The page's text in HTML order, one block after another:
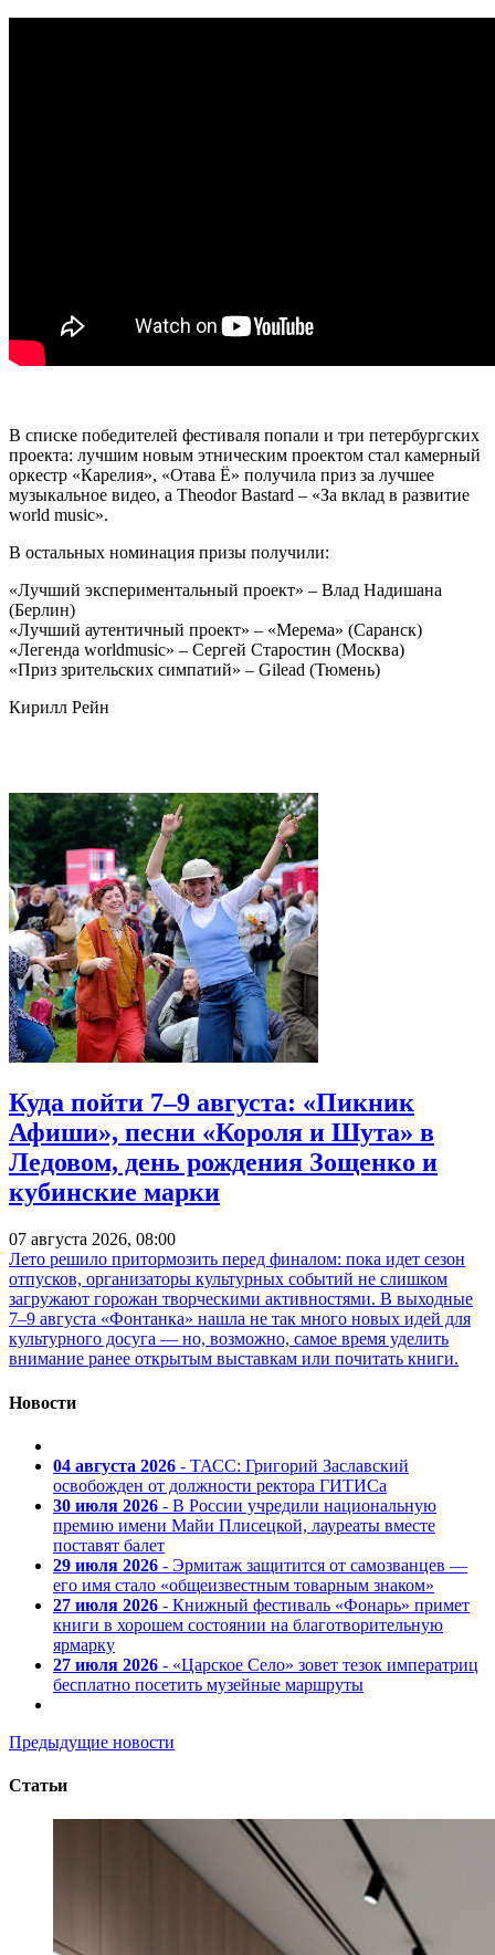
В списке победителей фестиваля попали и три петербургских
проекта: лучшим новым этническим проектом стал камерный
оркестр «Карелия», «Отава Ё» получила приз за лучшее
музыкальное видео, а Theodor Bastard – «За вклад в развитие
world music».
В остальных номинация призы получили:
«Лучший экспериментальный проект» – Влад Надишана
(Берлин)
«Лучший аутентичный проект» – «Мерема» (Саранск)
«Легенда worldmusic» – Сергей Старостин (Москва)
«Приз зрительских симпатий» – Gilead (Тюмень)
Кирилл Рейн
Куда пойти 7–9 августа: «Пикник
Афиши», песни «Короля и Шута» в
Ледовом, день рождения Зощенко и
кубинские марки
07 августа 2026, 08:00
Лето решило притормозить перед финалом: пока идет сезон
отпусков, организаторы культурных событий не слишком
загружают горожан творческими активностями. В выходные
7–9 августа «Фонтанка» нашла не так много новых идей для
культурного досуга — но, возможно, самое время уделить
внимание ранее открытым выставкам или почитать книги.
Новости
04 августа 2026 - ТАСС: Григорий Заславский
освобожден от должности ректора ГИТИСа
30 июля 2026 - В России учредили национальную
премию имени Майи Плисецкой, лауреаты вместе
поставят балет
29 июля 2026 - Эрмитаж защитится от самозванцев —
его имя стало «общеизвестным товарным знаком»
27 июля 2026 - Книжный фестиваль «Фонарь» примет
книги в хорошем состоянии на благотворительную
ярмарку
27 июля 2026 - «Царское Село» зовет тезок императриц
бесплатно посетить музейные маршруты
Предыдущие новости
Статьи